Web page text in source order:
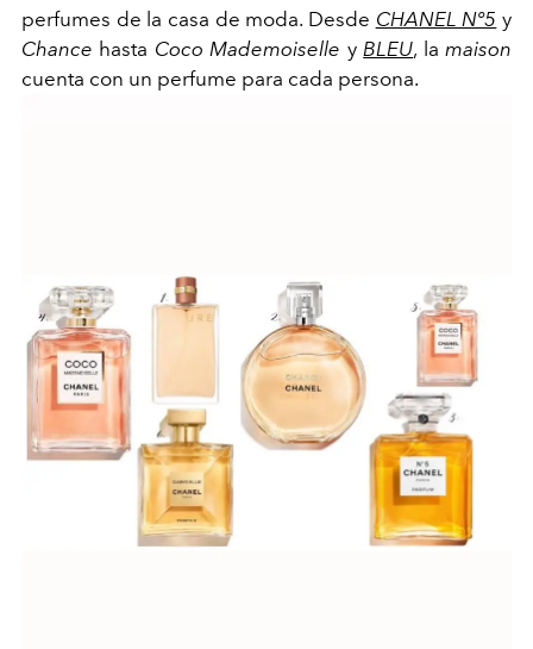
perfumes de la casa de moda. Desde CHANEL Nº5 y
Chance hasta Coco Mademoiselle y BLEU, lamaison
cuenta con un perfume para cada persona.